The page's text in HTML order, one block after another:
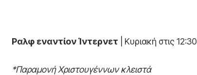
Ραλφ εναντίον Ίντερνετ | Κυριακή στις 12:30
*Παραμονή Χριστουγέννων κλειστά